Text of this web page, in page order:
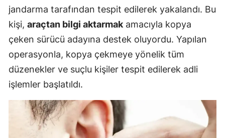
jandarma tarafından tespit edilerek yakalandı. Bu
kişi, araçtan bilgi aktarmak amacıyla kopya
çeken sürücü adayına destek oluyordu. Yapılan
operasyonla, kopya çekmeye yönelik tüm
düzenekler ve suçlu kişiler tespit edilerek adli
işlemler başlatıldı.